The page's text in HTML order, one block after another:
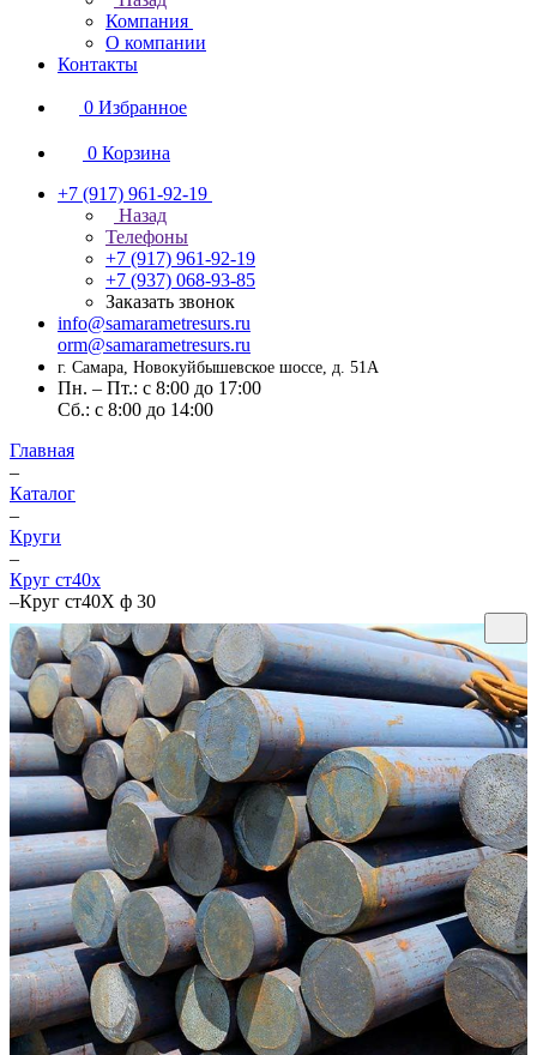
Компания
О компании
Контакты
0 Избранное
0 Корзина
+7 (917) 961-92-19
Назад
Телефоны
+7 (917) 961-92-19
+7 (937) 068-93-85
Заказать звонок
info@samarametresurs.ru
orm@samarametresurs.ru
г. Самара, Новокуйбышевское шоссе, д. 51А
Пн. – Пт.: с 8:00 до 17:00
Cб.: с 8:00 до 14:00
Главная
–
Каталог
–
Круги
–
Круг ст40х
–Круг ст40Х ф 30